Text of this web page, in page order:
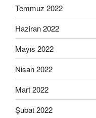
Temmuz 2022
Haziran 2022
Mayıs 2022
Nisan 2022
Mart 2022
Şubat 2022